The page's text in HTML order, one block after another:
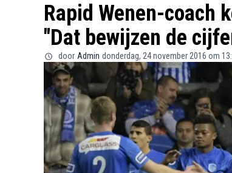
Rapid Wenen-coach
"Dat bewijzen de
door Admin donderdag, 24 november 2016 om